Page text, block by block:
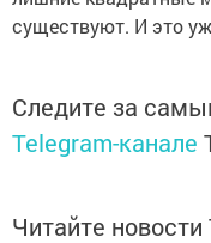
существуют. И это
Следите за
Telegram-канале
Читайте новости